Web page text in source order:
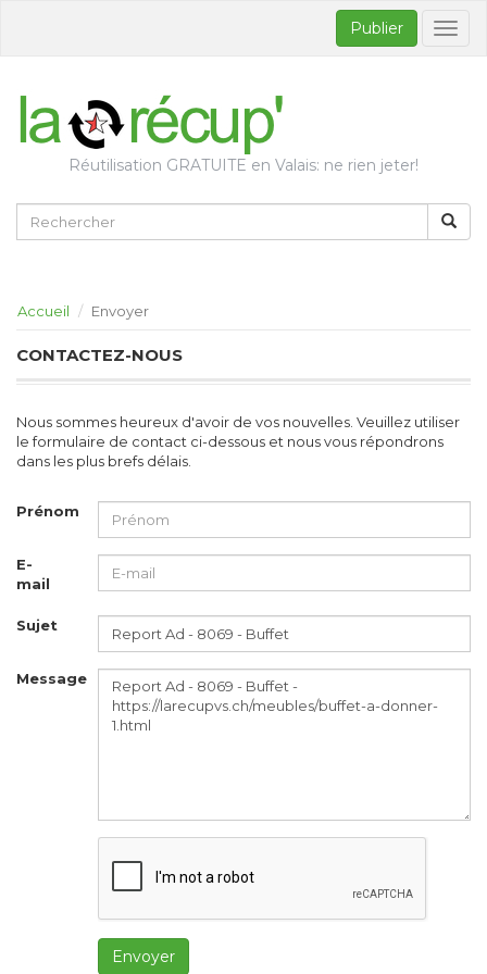
Publier
Réutilisation GRATUITE en Valais: ne rien jeter!
Accueil Envoyer
CONTACTEZ-NOUS
Nous sommes heureux d'avoir de vos nouvelles. Veuillez utiliser
le formulaire de contact ci-dessous et nous vous répondrons
dans les plus brefs délais.
Prénom
E-
mail
Sujet
Message
Envoyer